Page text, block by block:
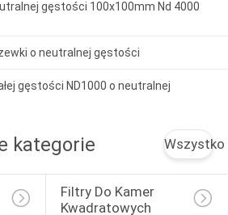
gęstości 100x100mm Nd 4000
o neutralnej gęstości
gęstości ND1000 o neutralnej
kategorie Wszystko
Filtry Do Kamer
Kwadratowych